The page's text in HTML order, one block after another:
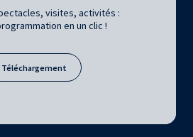
visites, activités :
en un clic !
Téléchargement